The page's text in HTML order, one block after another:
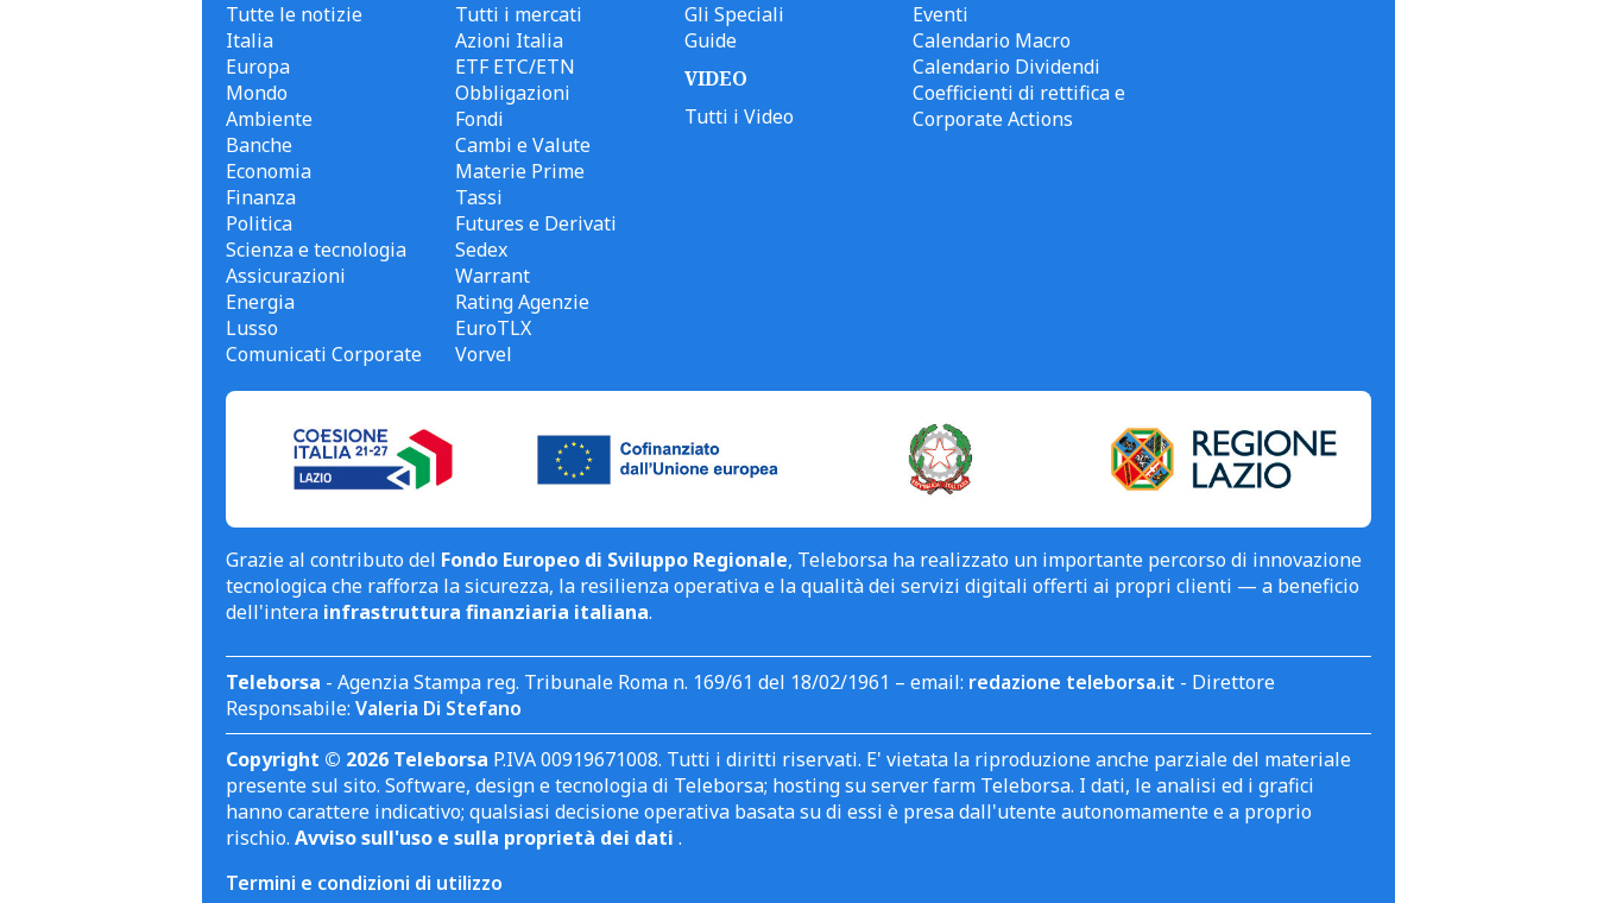
Tutte le notizie
Italia
Europa
Mondo
Ambiente
Banche
Economia
Finanza
Politica
Scienza e tecnologia
Assicurazioni
Energia
Lusso
Comunicati Corporate
Tutti i mercati
Azioni Italia
ETF ETC/ETN
Obbligazioni
Fondi
Cambi e Valute
Materie Prime
Tassi
Futures e Derivati
Sedex
Warrant
Rating Agenzie
EuroTLX
Vorvel
Gli Speciali
Guide
VIDEO
Tutti i Video
Eventi
Calendario Macro
Calendario Dividendi
Coefficienti di rettifica e
Corporate Actions
Grazie al contributo del Fondo Europeo di Sviluppo Regionale, Teleborsa ha realizzato un importante percorso di innovazione
tecnologica che rafforza la sicurezza, la resilienza operativa e la qualità dei servizi digitali offerti ai propri clienti — a beneficio
dell'intera infrastruttura finanziaria italiana.
Teleborsa - Agenzia Stampa reg. Tribunale Roma n. 169/61 del 18/02/1961 – email: redazione teleborsa.it - Direttore
Responsabile: Valeria Di Stefano
Copyright © 2026 Teleborsa P.IVA 00919671008. Tutti i diritti riservati. E' vietata la riproduzione anche parziale del materiale
presente sul sito. Software, design e tecnologia di Teleborsa; hosting su server farm Teleborsa. I dati, le analisi ed i grafici
hanno carattere indicativo; qualsiasi decisione operativa basata su di essi è presa dall'utente autonomamente e a proprio
rischio. Avviso sull'uso e sulla proprietà dei dati .
Termini e condizioni di utilizzo